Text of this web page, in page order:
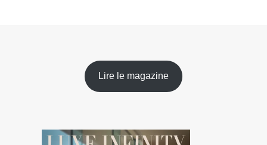
Lire le magazine